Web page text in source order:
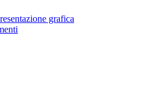
grafica